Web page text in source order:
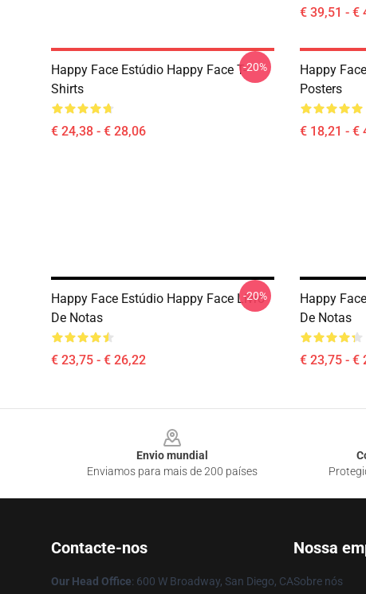
€ 39,51 - €
Happy Face Estúdio Happy Face T-
Shirts
€ 24,38 - € 28,06
-20%
Happy
Posters
€ 18,21 - €
Happy Face Estúdio Happy Face Livro
De Notas
€ 23,75 - € 26,22
-20%
Happy
De Notas
€ 23,75 - €
Envio mundial
Enviamos para mais de 200 países
Contacte-nos
Our Head Office: 600 W Broadway, San Diego, CA
Nossa
Sobre nós